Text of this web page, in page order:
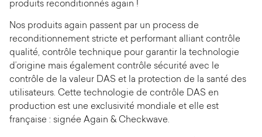
produits reconditionnés again !
Nos produits again passent par un process de
reconditionnement stricte et performant alliant contrôle
qualité, contrôle technique pour garantir la technologie
d’origine mais également contrôle sécurité avec le
contrôle de la valeur DAS et la protection de la santé des
utilisateurs. Cette technologie de contrôle DAS en
production est une exclusivité mondiale et elle est
française : signée Again & Checkwave.